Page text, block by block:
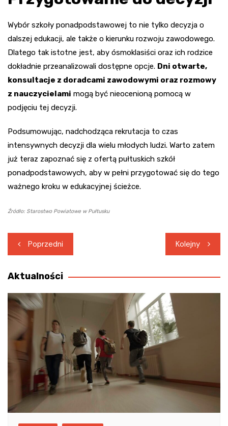
Wybór szkoły ponadpodstawowej to nie tylko decyzja o
dalszej edukacji, ale także o kierunku rozwoju zawodowego.
Dlatego tak istotne jest, aby ósmoklasiści oraz ich rodzice
dokładnie przeanalizowali dostępne opcje. Dni otwarte,
konsultacje z doradcami zawodowymi oraz rozmowy
z nauczycielami mogą być nieocenioną pomocą w
podjęciu tej decyzji.
Podsumowując, nadchodząca rekrutacja to czas
intensywnych decyzji dla wielu młodych ludzi. Warto zatem
już teraz zapoznać się z ofertą pułtuskich szkół
ponadpodstawowych, aby w pełni przygotować się do tego
ważnego kroku w edukacyjnej ścieżce.
Źródło: Starostwo Powiatowe w Pułtusku
Nawigacja
wpisu
Poprzedni Kolejny
Aktualności